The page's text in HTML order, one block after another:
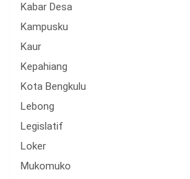
Kabar Desa
Kampusku
Kaur
Kepahiang
Kota Bengkulu
Lebong
Legislatif
Loker
Mukomuko